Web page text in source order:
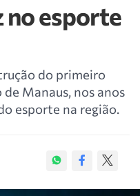
no esporte
do primeiro
Manaus, nos anos
esporte na região.